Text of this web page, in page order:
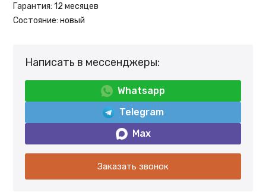
Гарантия: 12 месяцев
Состояние: новый
Написать в мессенджеры:
Whatsapp
Telegram
Max
Заказать звонок